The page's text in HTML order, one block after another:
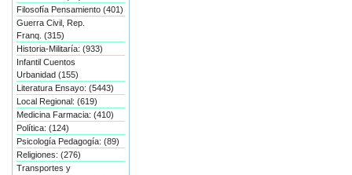
Filosofía Pensamiento (401)
Guerra Civil, Rep.
Franq. (315)
Historia-Militaría: (933)
Infantil Cuentos
Urbanidad (155)
Literatura Ensayo: (5443)
Local Regional: (619)
Medicina Farmacia: (410)
Política: (124)
Psicología Pedagogía: (89)
Religiones: (276)
Transportes y